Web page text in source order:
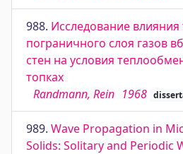
988. Исследование
пограничного слоя газов
стен на условия
топках
Randmann, Rein 1968
989. Wave Propagation in
Solids: Solitary and Periodic